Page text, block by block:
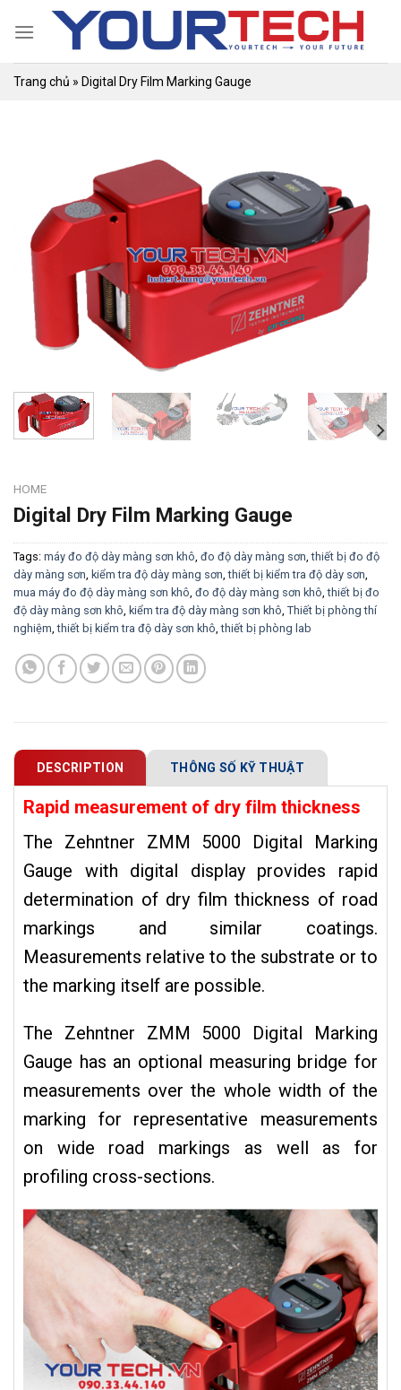
Trang chủ » Digital Dry Film Marking Gauge
HOME
Digital Dry Film Marking Gauge
Tags: máy đo độ dày màng sơn khô, đo độ dày màng sơn,thiết bị đo độ
dày màng sơn, kiểm tra độ dày màng sơn,thiết bị kiểm tra độ dày sơn,
mua máy đo độ dày màng sơn khô, đo độ dày màng sơn khô,thiết bị đo
độ dày màng sơn khô, kiểm tra độ dày màng sơn khô, Thiết bị phòng thí
nghiệm,thiết bị kiểm tra độ dày sơn khô,thiết bị phòng lab
DESCRIPTION THÔNG SỐ KỸ THUẬT
Rapid measurement of dry film thickness
The Zehntner ZMM 5000 Digital Marking
Gauge with digital display provides rapid
determination of dry film thickness of road
markings and similar coatings.
Measurements relative to the substrate or to
the marking itself are possible.
The Zehntner ZMM 5000 Digital Marking
Gauge has an optional measuring bridge for
measurements over the whole width of the
marking for representative measurements
on wide road markings as well as for
profiling cross-sections.